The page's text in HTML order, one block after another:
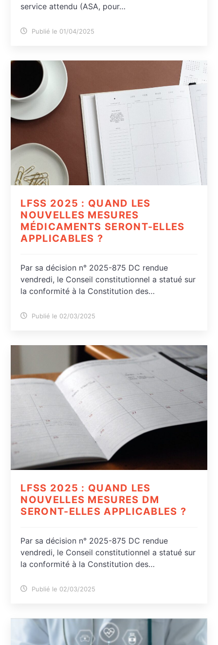
service attendu (ASA, pour…
Publié le 01/04/2025
LFSS 2025 : QUAND LES
NOUVELLES MESURES
MÉDICAMENTS SERONT-ELLES
APPLICABLES ?
Par sa décision n° 2025-875 DC rendue
vendredi, le Conseil constitutionnel a statué sur
la conformité à la Constitution des…
Publié le 02/03/2025
LFSS 2025 : QUAND LES
NOUVELLES MESURES DM
SERONT-ELLES APPLICABLES ?
Par sa décision n° 2025-875 DC rendue
vendredi, le Conseil constitutionnel a statué sur
la conformité à la Constitution des…
Publié le 02/03/2025